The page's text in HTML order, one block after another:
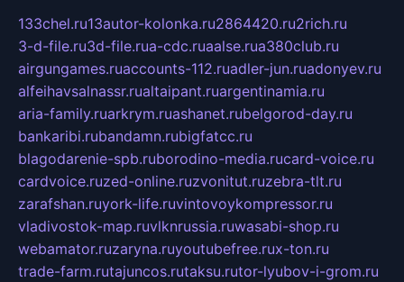
133chel.ru13autor-kolonka.ru2864420.ru2rich.ru
3-d-file.ru3d-file.rua-cdc.ruaalse.rua380club.ru
airgungames.ruaccounts-112.ruadler-jun.ruadonyev.ru
alfeihavsalnassr.rualtaipant.ruargentinamia.ru
aria-family.ruarkrym.ruashanet.rubelgorod-day.ru
bankaribi.rubandamn.rubigfatcc.ru
blagodarenie-spb.ruborodino-media.rucard-voice.ru
cardvoice.ruzed-online.ruzvonitut.ruzebra-tlt.ru
zarafshan.ruyork-life.ruvintovoykompressor.ru
vladivostok-map.ruvlknrussia.ruwasabi-shop.ru
webamator.ruzaryna.ruyoutubefree.rux-ton.ru
trade-farm.rutajuncos.rutaksu.rutor-lyubov-i-grom.ru